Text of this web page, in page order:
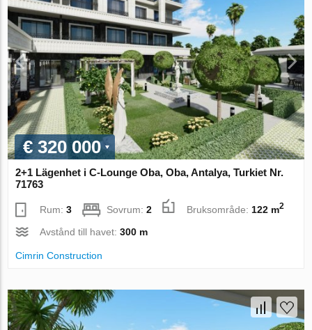
€ 320 000
2+1 Lägenhet i C-Lounge Oba, Oba, Antalya, Turkiet Nr.
71763
Rum:3 Sovrum:2 Bruksområde: 122 m2
Avstånd till havet:300 m
Cimrin Construction